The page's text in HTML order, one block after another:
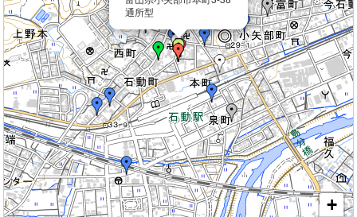
通所型
+